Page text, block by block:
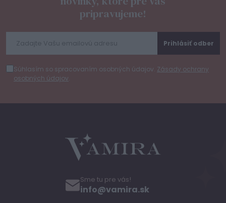
pripravujeme!
Súhlasím so spracovaním osobných údajov. Zásady ochrany
osobných údajov.
Prihlásiť odber
Sme tu pre vás!
info@vamira.sk